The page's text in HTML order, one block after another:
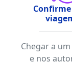
Chegar a
e nos